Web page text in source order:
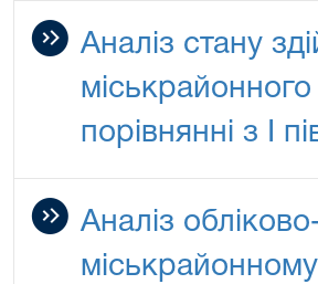
Аналіз стану
міськрайонного
порівнянні з І
Аналіз
міськрайонному